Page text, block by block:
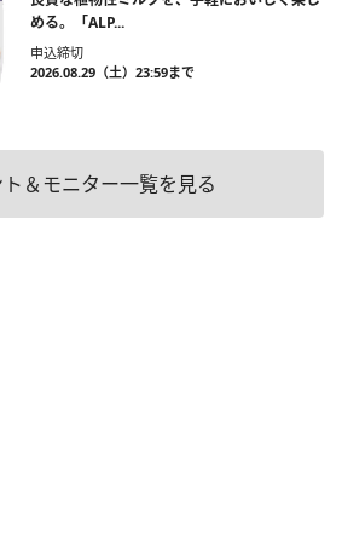
める。「ALP...
申込締切
2026.08.29（土）23:59まで
＆モニター一覧を見る